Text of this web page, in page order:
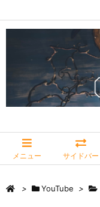
メニュー サイドバー
> YouTube >